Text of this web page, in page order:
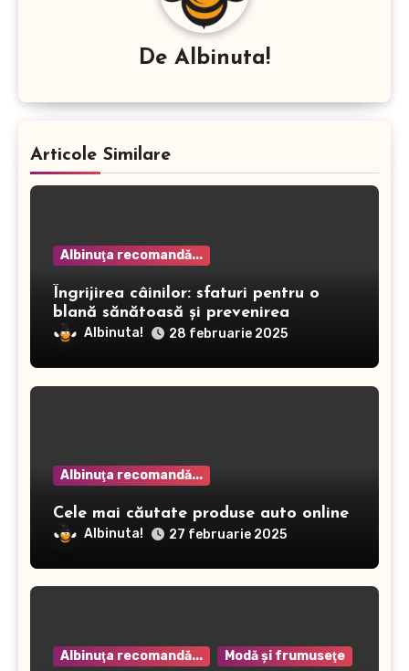
De Albinuta!
Articole Similare
Albinuţa recomandă...
Îngrijirea câinilor: sfaturi pentru o
blană sănătoasă și prevenirea
dermatitei
Albinuta! 28 februarie 2025
Albinuţa recomandă...
Cele mai căutate produse auto online
Albinuta! 27 februarie 2025
Albinuţa recomandă... Modă şi frumuseţe